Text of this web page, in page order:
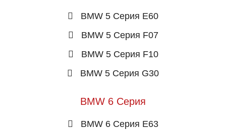
BMW 5 Серия E60
BMW 5 Серия F07
BMW 5 Серия F10
BMW 5 Серия G30
BMW 6 Серия
BMW 6 Серия E63